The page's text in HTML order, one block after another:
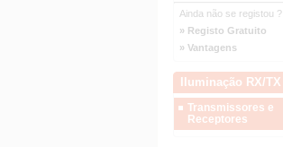
Ainda não se registou ?
» Registo Gratuito
» Vantagens
Iluminação RX/TX
Transmissores e
Receptores